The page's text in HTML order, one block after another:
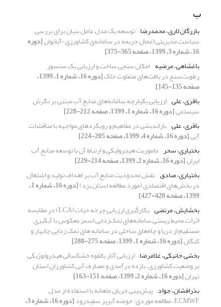
ب
بازرگان لاری، محمدرضا توسعه یک مدل عامل بنیان برای بررسی
سیاست مدیریتی اعمال جریمه در سامانه‌ی کشاورزی-آبخوان[دوره
16، شماره 3، 1399، صفحه 365-375]
باغشاهی، مرضیه امکان سنجی ساخت و ارزیابی یک سنسور
رطوبت‌سنج در بافت‌های متفاوت خاک [دوره 16، شماره 1، 1399،
صفحه 135-145]
باقری، علی ارزیابی یکپارچه سامانه‌های منابع آب مبتنی بر نگرش
سیستمی[دوره 16، شماره 1، 1399، صفحه 212-228]
باقری، علی بازاندیشی در مفاهیم و رویکردهای مواجهه با مناقشات
آبی[دوره 16، شماره 4، 1399، صفحه 205-224]
بختیاری، سحر ماموریت هیدرولیکی و ارتباط آن با توسعه منابع آب
ایران[دوره 16، شماره 2، 1399، صفحه 214-229]
بختیاری، صادق نقش محدودیت منابع آب بر اهداف تولید و اشتغال
در بخش‌های اقتصادی (مورد مطالعه استان یزد) [دوره 16، شماره 1،
1399، صفحه 420-427]
بخشایش، مرتضی
بکارگیری ارزیابی چرخه حیات (LCA) در مقایسه
اثرات محیط زیستی سامانه‌های نمک‌زدایی اسمز معکوس با آبگیری
مستقیم از دریا و چاه‌های ساحلی در سامانه های نمک زدایی چابهار و
کنگان[دوره 16، شماره 1، 1399، صفحه 275-288]
بخشی خانیکی، غلامرضا ارزیابی آثار بالقوه خشکسالی هیدرولوژیکی
بر وضعیت کشاورزی، بازده درآمدی و مصارف آبی کشاورزان استان
تهران[دوره 16، شماره 2، 1399، صفحه 151-163]
بذرافشان، جواد پیش‌بینی جریان ماهانه با استفاده از مدل
ECMWF، مطالعه موردی: حوضه آبریز سفیدرود [دوره 16، شماره 3،